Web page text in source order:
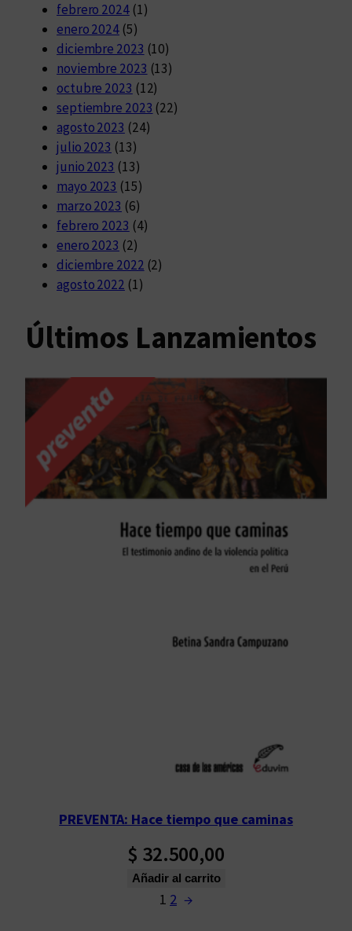
febrero 2024(1)
enero 2024 (5)
diciembre 2023 (10)
noviembre 2023 (13)
octubre 2023 (12)
septiembre 2023 (22)
agosto 2023 (24)
julio 2023 (13)
junio 2023 (13)
mayo 2023 (15)
marzo 2023 (6)
febrero 2023 (4)
enero 2023 (2)
diciembre 2022 (2)
agosto 2022 (1)
Últimos Lanzamientos
PREVENTA: Hace tiempo que caminas
$ 32.500,00
Añadir al carrito
1 2 →